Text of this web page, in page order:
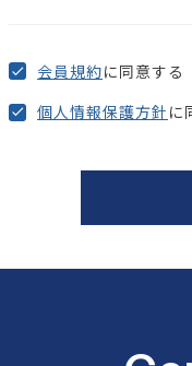
会員規約に同意する
個人情報保護方針 に